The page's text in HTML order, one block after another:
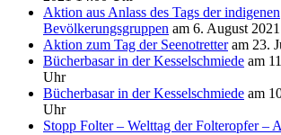
Aktion aus Anlass des Tags der indigenen
Bevölkerungsgruppen am 6. August
Aktion zum Tag der Seenotretteram 23.
Bücherbasar in der Kesselschmiede am
Uhr
Bücherbasar in der Kesselschmiede am
Uhr
Stopp Folter – Welttag der Folteropfer –